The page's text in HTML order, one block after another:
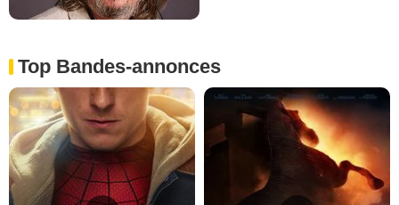
Top Bandes-annonces